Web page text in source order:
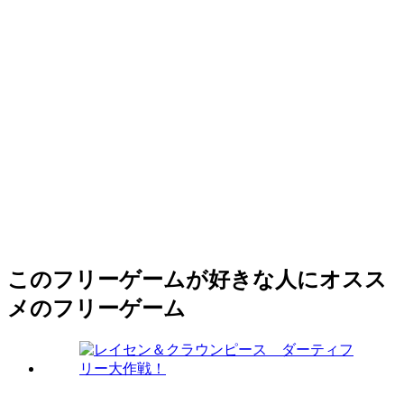
このフリーゲームが好きな人にオスス
メのフリーゲーム